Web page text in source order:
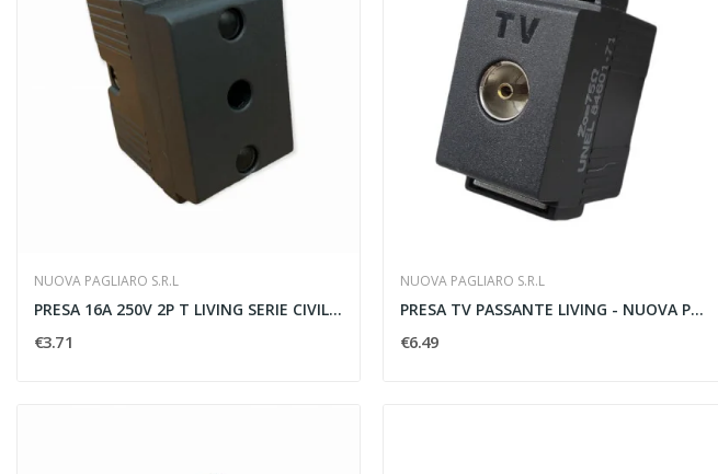
NUOVA PAGLIARO S.R.L
PRESA 16A 250V 2P T LIVING SERIE CIVILI G.2.1...
€3.71
NUOVA PAGLIARO S.R.L
PRESA TV PASSANTE LIVING - NUOVA PAGLIARO 4662P TC
€6.49